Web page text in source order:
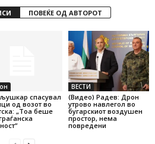
ПОВЕЌЕ ОД АВТОРОТ
спасувал
од возот во
„Тоа беше
ВЕСТИ
(Видео) Радев: Дрон
утрово навлегол во
бугарскиот воздушен
простор, нема
повредени